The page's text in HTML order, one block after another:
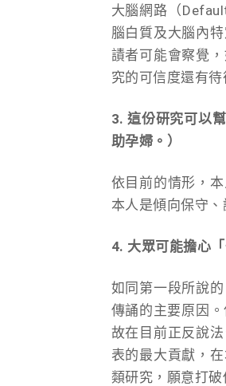
大腦網路 （
腦白質及大腦內
謮者可能會察覺
究的可信度還有待
3. 這份研究可以
助孕婦。）
依目前的情形，
本人是傾向保守
4. 大眾可能擔心
如同第一段所說
傳誦的主要原因
故在目前正反說
表的最大貢獻，
類研究，願意打